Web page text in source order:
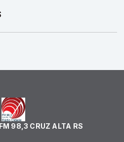
98,3 CRUZ ALTA RS